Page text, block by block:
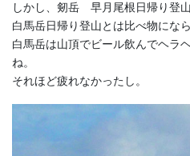
しかし、剱岳 早月尾根日帰り登
白馬岳日帰り登山とは比べ物にな
白馬岳は山頂でビール飲んでヘラ
ね。
それほど疲れなかったし。